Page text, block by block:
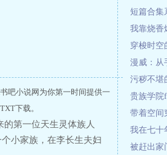
短篇合集
穿梭时空
吧小说网为你第一时间提供一
下载。
第一位天生灵体族人
小家族，在李长生夫妇